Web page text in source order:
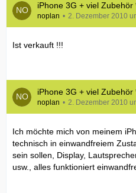
iPhone 3G + viel Zubehör
noplan 2. Dezember 2010
Ist verkauft !!!
iPhone 3G + viel Zubehör
noplan 2. Dezember 2010
Ich möchte mich von meinem
technisch in einwandfreiem
sein sollen, Display,
usw., alles funktioniert